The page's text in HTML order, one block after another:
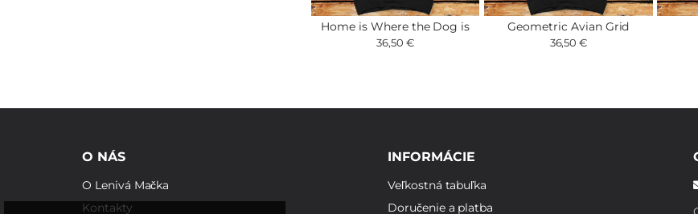
Home is Where the Dog is
36,50 €
Geometric Avian Grid
36,50 €
O NÁS
O Lenivá Mačka
Kontakty
INFORMÁCIE
Veľkostná tabuľka
Doručenie a platba